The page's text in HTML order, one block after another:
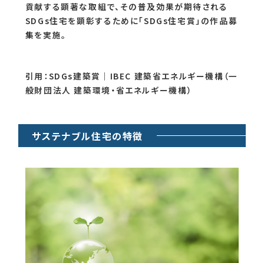
貢献する顕著な取組で、その普及効果が期待される
SDGs住宅を顕彰するために「SDGs住宅賞」の作品募
集を実施。
引用： SDGs建築賞｜IBEC 建築省エネルギー機構（一
般財団法人 建築環境・省エネルギー機構）
サステナブル住宅の特徴